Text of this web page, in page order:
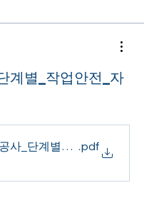
계별_작업안전_자
_단계별_작업안전_자료
.pdf